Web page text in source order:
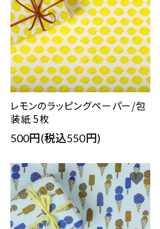
レモンのラッピングペーパー/包
装紙 5枚
500円(税込550円)
favorite